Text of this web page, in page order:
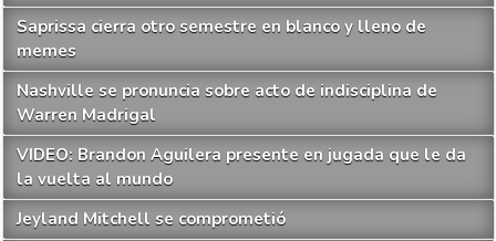
Saprissa cierra otro semestre en blanco y lleno de
memes
Nashville se pronuncia sobre acto de indisciplina de
Warren Madrigal
VIDEO: Brandon Aguilera presente en jugada que le da
la vuelta al mundo
Jeyland Mitchell se comprometió